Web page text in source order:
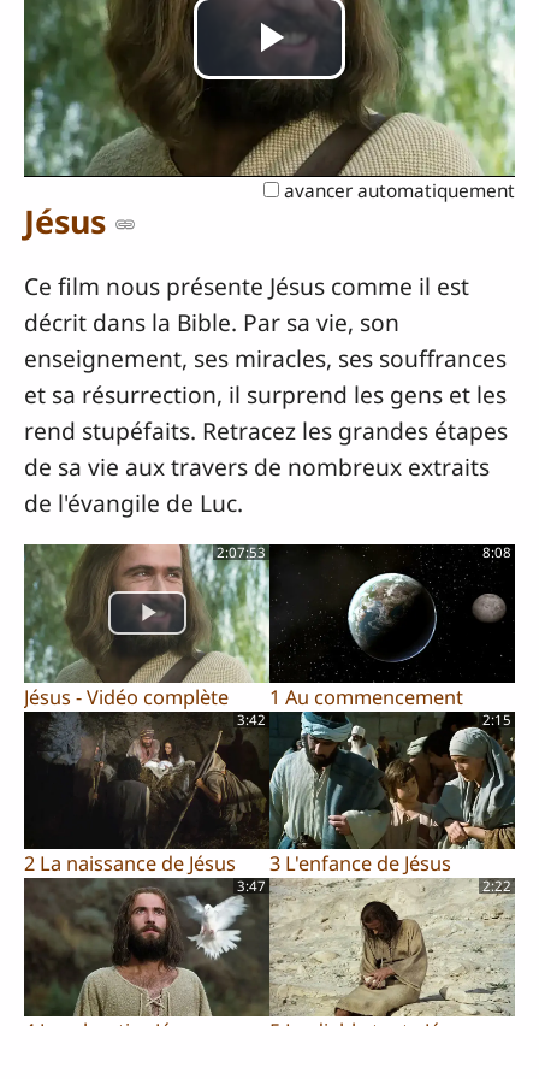
Lire
la
avancer automatiquement
Jésus
Ce film nous présente Jésus comme il est
décrit dans la Bible. Par sa vie, son
enseignement, ses miracles, ses souffrances
et sa résurrection, il surprend les gens et les
rend stupéfaits. Retracez les grandes étapes
de sa vie aux travers de nombreux extraits
de l'évangile de Luc.
2:07:53
Jésus - Vidéo complète
8:08
1 Au commencement
3:42
2 La naissance de Jésus
2:15
3 L'enfance de Jésus
3:47
4 Jean baptise Jésus
2:22
5 Le diable tente Jésus